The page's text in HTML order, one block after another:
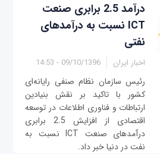
درآمد 2.5 برابری صنعت
ICT نسبت به درآمدهای
نفتی
اخبار ایران 09/10/1396 - 14:53
رئیس سازمان نظام صنفی رایانه‌ای
کشور با تاکید بر نقش بنیادین
ارتباطات و فناوری اطلاعات در توسعه
اقتصادی از افزایش 2.5 برابری
درآمدهای صنعت ICT نسبت به
نفت در دنیا خبر داد.